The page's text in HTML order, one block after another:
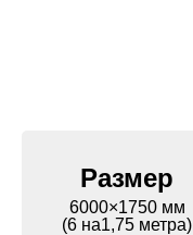
Размер
6000×1750 мм
(6 на1,75 метра)